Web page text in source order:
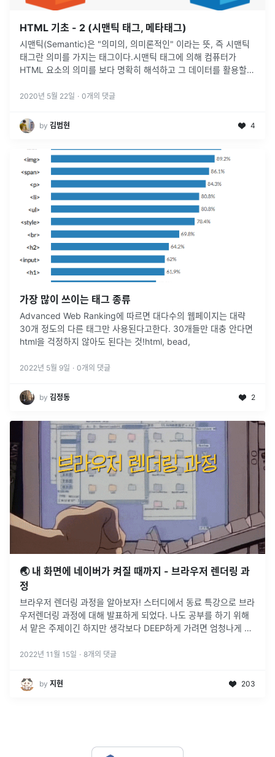
HTML 기초 - 2 (시맨틱 태그, 메타태그)
시맨틱(Semantic)은 "의미의, 의미론적인" 이라는 뜻, 즉 시맨틱
태그란 의미를 가지는 태그이다.시맨틱 태그에 의해 컴퓨터가
HTML 요소의 의미를 보다 명확히 해석하고 그 데이터를 활용할
수많...
2020년 5월 22일 · 0개의 댓글
by 김범현 4
가장 많이 쓰이는 태그 종류
Advanced Web Ranking에 따르면 대다수의 웹페이지는 대략
30개 정도의 다른 태그만 사용된다고한다. 30개들만 대충 안다면
html을 걱정하지 않아도 된다는 것!html, bead,
2022년 5월 9일 · 0개의 댓글
by 김정동 2
🌏 내 화면에 네이버가 켜질 때까지 - 브라우저 렌더링 과
정
브라우저 렌더링 과정을 알아보자! 스터디에서 동료 특강으로 브라
우저렌더링 과정에 대해 발표하게 되었다. 나도 공부를 하기 위해
서 맡은 주제이긴 하지만 생각보다 DEEP하게 가려면 엄청나게 방
을 수
2022년 11월 15일 · 8개의 댓글
by 지현 203